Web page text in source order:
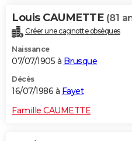
Louis CAUMETTE (81
Créer une cagnotte obsèques
Naissance
07/07/1905 à Brusque
Décès
16/07/1986 à Fayet
Famille CAUMETTE